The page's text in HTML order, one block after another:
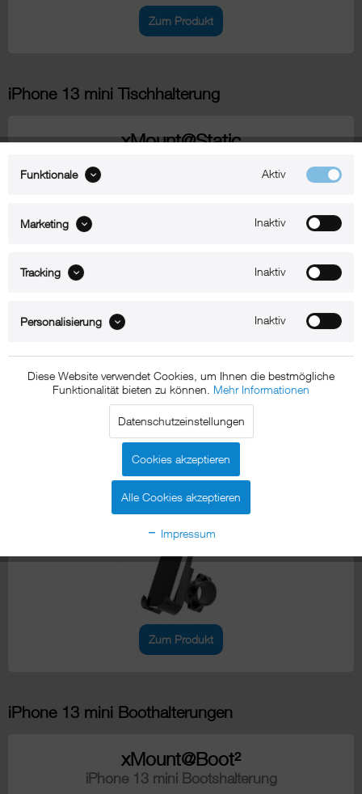
Zum Produkt
iPhone 13 mini Tischhalterung
xMount@Static
iPhone 13 mini Fahrradhalterungen
xMount@Bike
iPhone 13 mini Fahrradhalterung
Zum Produkt
iPhone 13 mini Boothalterungen
xMount@Boot²
iPhone 13 mini Bootshalterung
Funktionale Aktiv
Marketing Inaktiv
Tracking Inaktiv
Personalisierung Inaktiv
Diese Website verwendet Cookies, um Ihnen die bestmögliche
Funktionalität bieten zu können. Mehr Informationen
Datenschutzeinstellungen
Cookies akzeptieren
Alle Cookies akzeptieren
Impressum